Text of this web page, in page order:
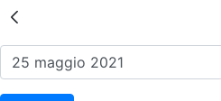
Risultati della